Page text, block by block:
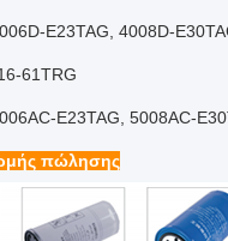
E23TAG, 4008D-
61TRG
E23TAG, 5008AC-
πώλησης